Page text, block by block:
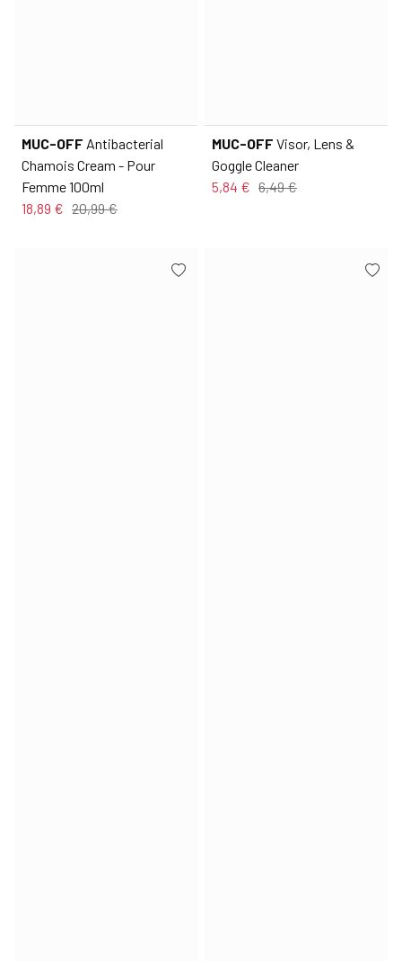
MUC-OFF Antibacterial
Chamois Cream - Pour
Femme 100ml
18,89 € 20,99 €
MUC-OFF Visor, Lens &
Goggle Cleaner
5,84 € 6,49 €